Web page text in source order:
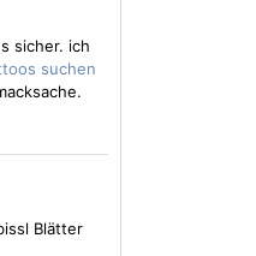
sicher. ich
Blätter